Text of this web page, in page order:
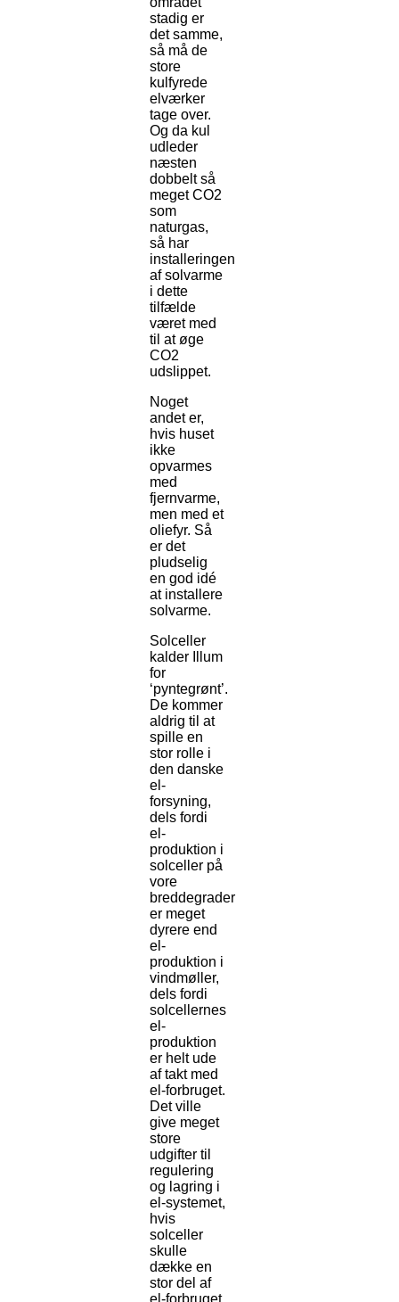
stadig er
det samme,
så må de
store
kulfyrede
elværker
tage over.
Og da kul
udleder
næsten
dobbelt så
meget CO2
som
naturgas,
så har
installeringen
af solvarme
i dette
tilfælde
været med
til at øge
CO2
udslippet.
Noget
andet er,
hvis huset
ikke
opvarmes
med
fjernvarme,
men med et
oliefyr. Så
er det
pludselig
en god idé
at installere
solvarme.
Solceller
kalder Illum
for
‘pyntegrønt’.
De kommer
aldrig til at
spille en
stor rolle i
den danske
el-
forsyning,
dels fordi
el-
produktion i
solceller på
vore
breddegrader
er meget
dyrere end
el-
produktion i
vindmøller,
dels fordi
solcellernes
el-
produktion
er helt ude
af takt med
el-forbruget.
Det ville
give meget
store
udgifter til
regulering
og lagring i
el-systemet,
hvis
solceller
skulle
dække en
stor del af
el-forbruget.